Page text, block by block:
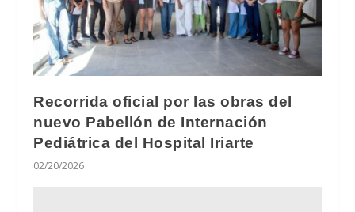
Recorrida oficial por las obras del
nuevo Pabellón de Internación
Pediátrica del Hospital Iriarte
02/20/2026